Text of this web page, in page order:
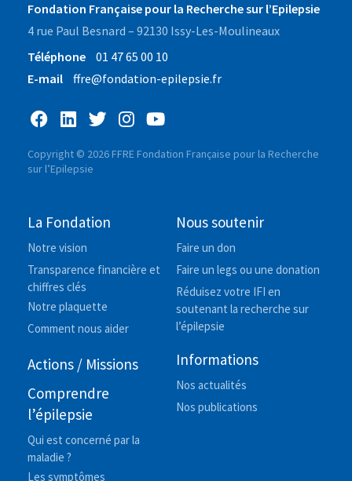
Fondation Française pour la Recherche sur l’Epilepsie
4 rue Paul Besnard – 92130 Issy-Les-Moulineaux
Téléphone
01 47 65 00 10
E-mail
ffre@fondation-epilepsie.fr
Copyright © 2026 FFRE Fondation Française pour la Recherche
sur l’Epilepsie
La Fondation
Notre vision
Transparence financière et
chiffres clés
Notre plaquette
Comment nous aider
Actions / Missions
Comprendre
l’épilepsie
Qui est concerné par la
maladie ?
Les symptômes
Nous soutenir
Faire un don
Faire un legs ou une donation
Réduisez votre IFI en
soutenant la recherche sur
l’épilepsie
Informations
Nos actualités
Nos publications